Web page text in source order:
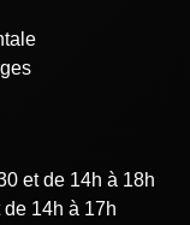
et de 14h à 18h
14h à 17h